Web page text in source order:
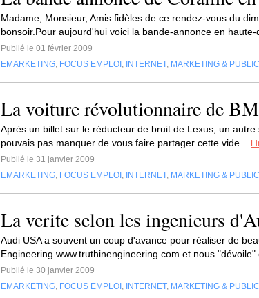
Madame, Monsieur, Amis fidèles de ce rendez-vous du
bonsoir.Pour aujourd'hui voici la bande-annonce en haute-
Publié le 01 février 2009
EMARKETING, FOCUS EMPLOI , INTERNET, MARKETING &
La voiture révolutionnaire de
Après un billet sur le réducteur de bruit de Lexus, un
pouvais pas manquer de vous faire partager cette vide...
Publié le 31 janvier 2009
EMARKETING, FOCUS EMPLOI , INTERNET, MARKETING &
La verite selon les ingenieurs
Audi USA a souvent un coup d'avance pour réaliser de
Engineering www.truthinengineering.com et nous "dévoile"
Publié le 30 janvier 2009
EMARKETING, FOCUS EMPLOI , INTERNET, MARKETING &